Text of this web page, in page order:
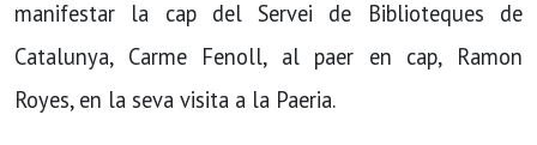
manifestar la cap del Servei de Biblioteques de
Catalunya, Carme Fenoll, al paer en cap, Ramon
Royes, en la seva visita a la Paeria.